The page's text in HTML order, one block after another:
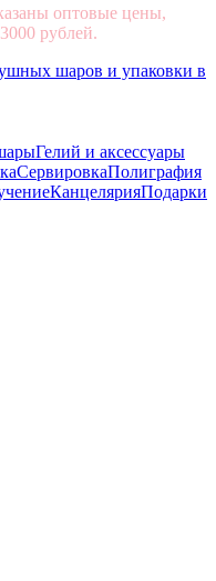
оптовые цены,
рублей.
Гелий и аксессуары
СервировкаПолиграфия
КанцелярияПодарки